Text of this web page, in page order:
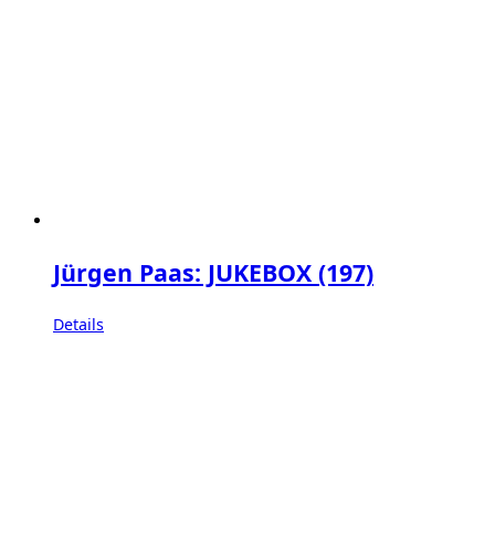
Jürgen Paas: JUKEBOX (197)
Details